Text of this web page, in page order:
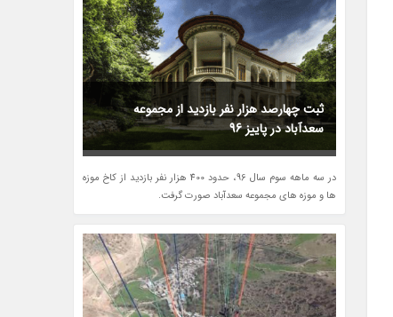
ثبت چهارصد هزار نفر بازدید از مجموعه
سعدآباد در پاییز 96
در سه ماهه سوم سال 96، حدود 400 هزار نفر بازدید از کاخ موزه
ها و موزه های مجموعه سعدآباد صورت گرفت.